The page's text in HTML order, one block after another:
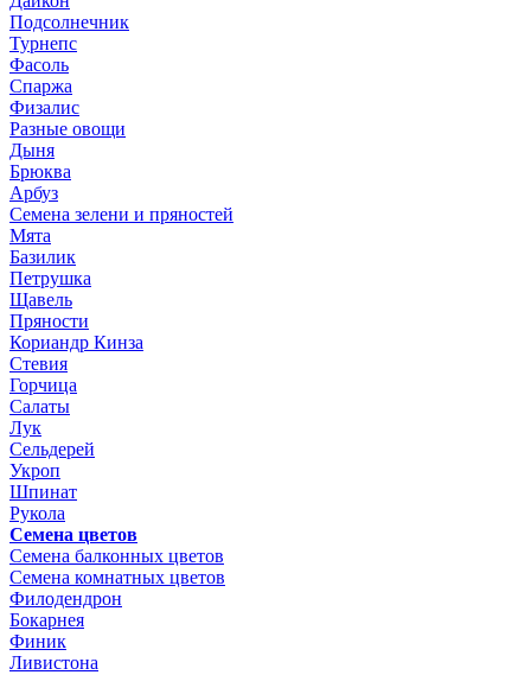
Подсолнечник
Турнепс
Фасоль
Спаржа
Физалис
Разные овощи
Дыня
Брюква
Арбуз
Семена зелени и пряностей
Мята
Базилик
Петрушка
Щавель
Пряности
Кориандр Кинза
Стевия
Горчица
Салаты
Лук
Сельдерей
Укроп
Шпинат
Рукола
Семена цветов
Семена балконных цветов
Семена комнатных цветов
Филодендрон
Бокарнея
Финик
Ливистона